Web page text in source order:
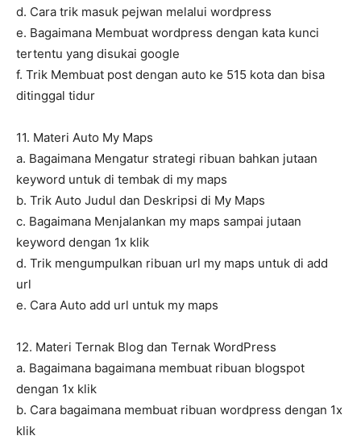
d. Cara trik masuk pejwan melalui wordpress
e. Bagaimana Membuat wordpress dengan kata kunci
tertentu yang disukai google
f. Trik Membuat post dengan auto ke 515 kota dan bisa
ditinggal tidur
11. Materi Auto My Maps
a. Bagaimana Mengatur strategi ribuan bahkan jutaan
keyword untuk di tembak di my maps
b. Trik Auto Judul dan Deskripsi di My Maps
c. Bagaimana Menjalankan my maps sampai jutaan
keyword dengan 1x klik
d. Trik mengumpulkan ribuan url my maps untuk di add
url
e. Cara Auto add url untuk my maps
12. Materi Ternak Blog dan Ternak WordPress
a. Bagaimana bagaimana membuat ribuan blogspot
dengan 1x klik
b. Cara bagaimana membuat ribuan wordpress dengan 1x
klik